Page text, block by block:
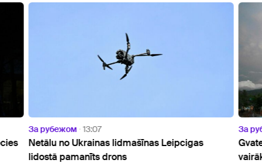
За рубежом 13:07
Netālu no Ukrainas lidmašīnas Leipcigas
lidostā pamanīts drons
За